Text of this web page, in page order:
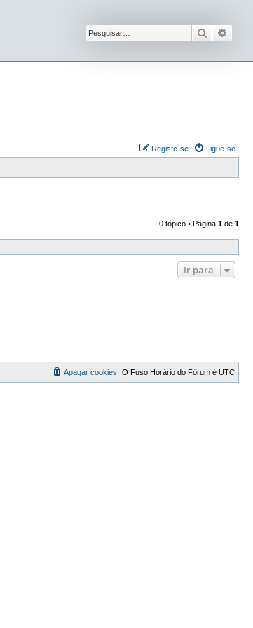
Pesquisar
Ligue-se
Registe-se
0 tópico • Página 1 de 1
Ir para
O Fuso Horário do Fórum é UTC
Apagar cookies